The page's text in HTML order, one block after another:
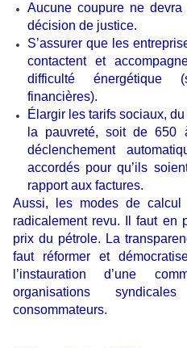
Aucune coupure ne
décision de justice.
S’assurer que les
contactent et
difficulté énergétique
financières).
Élargir les tarifs sociaux,
la pauvreté, soit de
déclenchement
accordés pour qu’ils
rapport aux factures.
Aussi, les modes de
radicalement revu. Il faut en
prix du pétrole. La
faut réformer et
l’instauration d’une
organisations
consommateurs.